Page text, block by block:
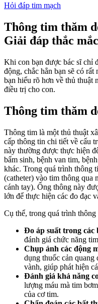
Hỏi đáp tim mạch
Thông tim thăm
Giải đáp thắc
Khi con bạn được bác sĩ chỉ
động, chắc hẳn bạn sẽ có
bạn hiểu rõ hơn về thủ thuật
điều trị cho con.
Thông tim thăm
Thông tim là một thủ thuật
cấp thông tin chi tiết về cấu
này thường được thực hiện
bẩm sinh, bệnh van tim,
khác. Trong quá trình thông
(catheter) vào tim thông qua
cánh tay). Ống thông này
lớn để thực hiện các đo đạc
Cụ thể, trong quá trình thông
Đo áp suất trong các
đánh giá chức năng
Chụp ảnh các động
dụng thuốc cản quang
vành, giúp phát hiện
Đánh giá khả năng
lượng máu mà tim
của cơ tim.